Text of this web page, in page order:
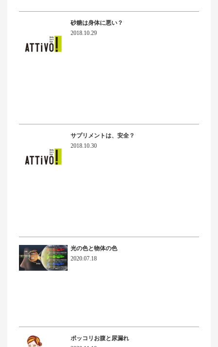
砂糖は身体に悪い？
2018.10.29
サプリメントは、安全？
2018.10.30
光の色と物体の色
2020.07.18
ポッコリお腹と尿漏れ